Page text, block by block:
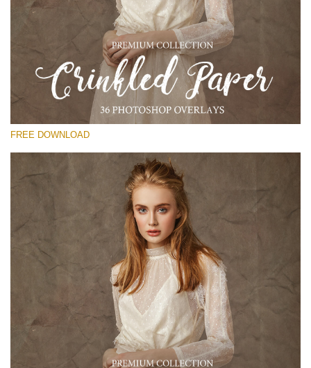
Xin hãy lựa chọn
Free Photoshop Overlay
Small 800*533px
Сrinkled Paper
(36 Overlays)
Entire Collection
Large 6000*4000px
Tải xuống miễn phí
FREE DOWNLOAD